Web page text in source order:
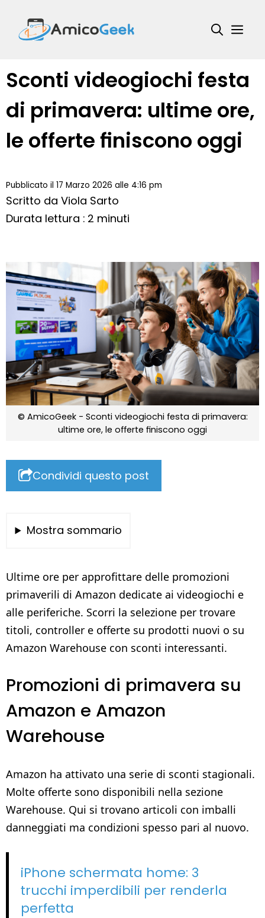
contenuto
Sconti videogiochi festa
di primavera: ultime ore,
le offerte finiscono oggi
Pubblicato il 17 Marzo 2026 alle 4:16 pm
Scritto da Viola Sarto
Durata lettura : 2 minuti
© AmicoGeek - Sconti videogiochi festa di primavera:
ultime ore, le offerte finiscono oggi
Condividi questo post
Mostra sommario
Ultime ore per approfittare delle promozioni
primaverili di Amazon dedicate ai videogiochi e
alle periferiche. Scorri la selezione per trovare
titoli, controller e offerte su prodotti nuovi o su
Amazon Warehouse con sconti interessanti.
Promozioni di primavera su
Amazon e Amazon
Warehouse
Amazon ha attivato una serie di sconti stagionali.
Molte offerte sono disponibili nella sezione
Warehouse. Qui si trovano articoli con imballi
danneggiati ma condizioni spesso pari al nuovo.
iPhone schermata home: 3
trucchi imperdibili per renderla
perfetta